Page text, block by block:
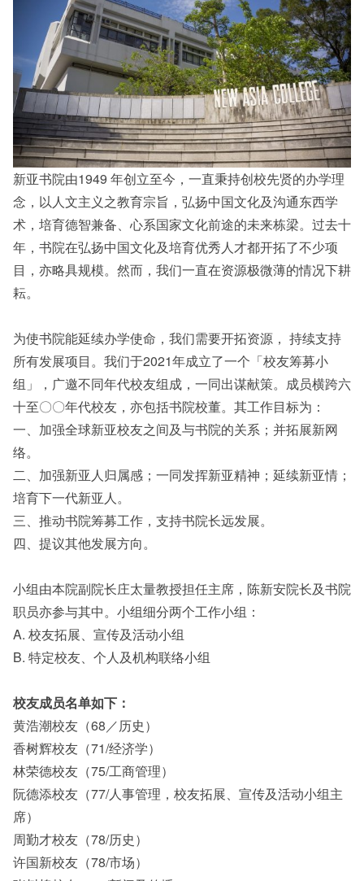
新亚书院由1949 年创立至今，一直秉持创校先贤的办学理
念，以人文主义之教育宗旨，弘扬中国文化及沟通东西学
术，培育德智兼备、心系国家文化前途的未来栋梁。过去十
年，书院在弘扬中国文化及培育优秀人才都开拓了不少项
目，亦略具规模。然而，我们一直在资源极微薄的情况下耕
耘。
为使书院能延续办学使命，我们需要开拓资源， 持续支持
所有发展项目。我们于2021年成立了一个「校友筹募小
组」，广邀不同年代校友组成，一同出谋献策。成员横跨六
十至〇〇年代校友，亦包括书院校董。其工作目标为：
一、加强全球新亚校友之间及与书院的关系；并拓展新网
络。
二、加强新亚人归属感；一同发挥新亚精神；延续新亚情；
培育下一代新亚人。
三、推动书院筹募工作，支持书院长远发展。
四、提议其他发展方向。
小组由本院副院长庄太量教授担任主席，陈新安院长及书院
职员亦参与其中。小组细分两个工作小组：
A. 校友拓展、宣传及活动小组
B. 特定校友、个人及机构联络小组
校友成员名单如下：
黄浩潮校友（68／历史）
香树辉校友（71/经济学）
林荣德校友（75/工商管理）
阮德添校友（77/人事管理，校友拓展、宣传及活动小组主
席）
周勤才校友（78/历史）
许国新校友（78/市场）